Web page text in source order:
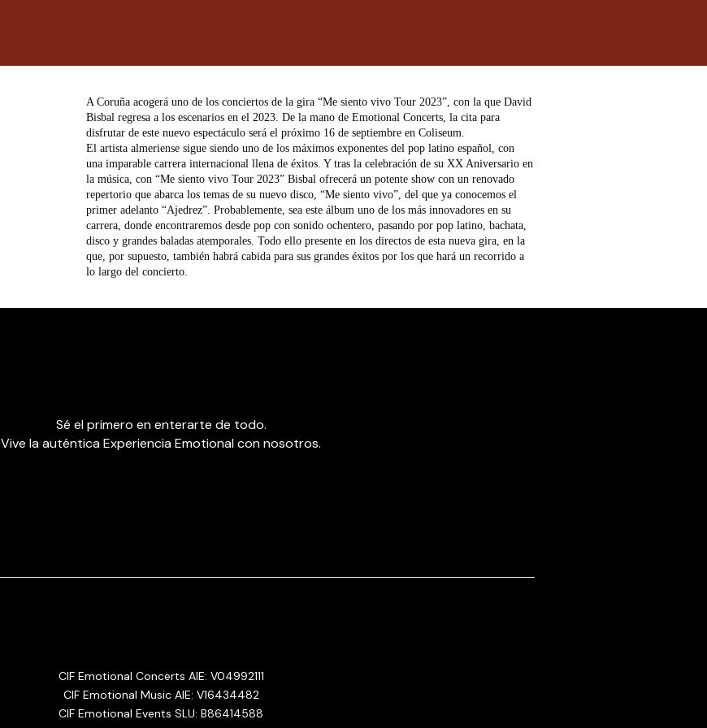
A Coruña acogerá uno de los conciertos de la gira “Me siento vivo Tour 2023”, con la que David
Bisbal regresa a los escenarios en el 2023. De la mano de Emotional Concerts, la cita para
disfrutar de este nuevo espectáculo será el próximo 16 de septiembre en Coliseum.
El artista almeriense sigue siendo uno de los máximos exponentes del pop latino español, con
una imparable carrera internacional llena de éxitos. Y tras la celebración de su XX Aniversario en
la música, con “Me siento vivo Tour 2023” Bisbal ofrecerá un potente show con un renovado
repertorio que abarca los temas de su nuevo disco, “Me siento vivo”, del que ya conocemos el
primer adelanto “Ajedrez”. Probablemente, sea este álbum uno de los más innovadores en su
carrera, donde encontraremos desde pop con sonido ochentero, pasando por pop latino, bachata,
disco y grandes baladas atemporales. Todo ello presente en los directos de esta nueva gira, en la
que, por supuesto, también habrá cabida para sus grandes éxitos por los que hará un recorrido a
lo largo del concierto.
Sé el primero en enterarte de todo.
Vive la auténtica Experiencia Emotional con nosotros.
CIF Emotional Concerts AIE: V04992111
CIF Emotional Music AIE: V16434482
CIF Emotional Events SLU: B86414588